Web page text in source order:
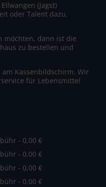
(Jagst)
oder Talent dazu,
möchten, dann ist die
zu bestellen und
Kassenbildschirm. Wir
für Lebensmittel
- 0,00 €
- 0,00 €
- 0,00 €
- 0,00 €